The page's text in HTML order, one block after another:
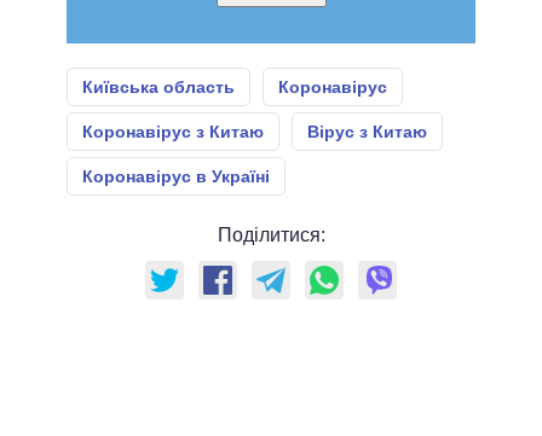
Київська область Коронавірус
Коронавірус з Китаю Вірус з Китаю
Коронавірус в Україні
Поділитися: